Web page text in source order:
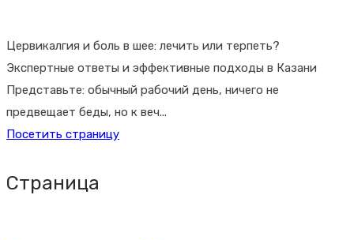
Цервикалгия и боль в шее: лечить или терпеть?
Экспертные ответы и эффективные подходы в Казани
Представьте: обычный рабочий день, ничего не
предвещает беды, но к веч...
Посетить страницу
Страница